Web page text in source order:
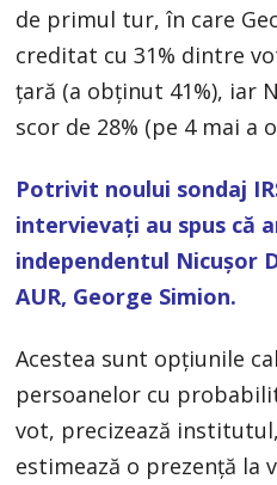
de primul tur, în care
creditat cu 31% dintre
țară (a obținut 41%), iar
scor de 28% (pe 4 mai a
Potrivit noului sondaj
intervievați au spus că
independentul Nicușor
AUR, George Simion.
Acestea sunt opţiunile
persoanelor cu
vot, precizează
estimează o prezență la